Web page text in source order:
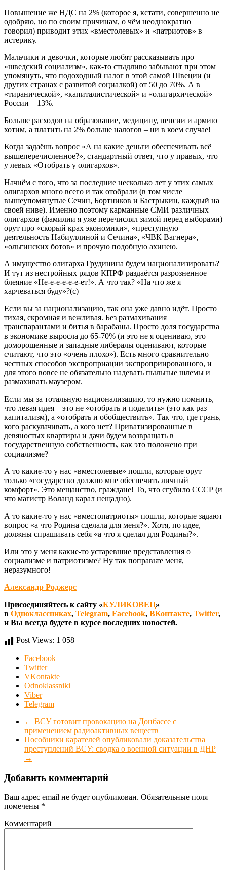
Повышение же НДС на 2% (которое я, кстати, совершенно не
одобряю, но по своим причинам, о чём неоднократно
говорил) приводит этих «вместолевых» и «патриотов» в
истерику.
Мальчики и девочки, которые любят рассказывать про
«шведский социализм», как-то стыдливо забывают при этом
упомянуть, что подоходный налог в этой самой Швеции (и
других странах с развитой социалкой) от 50 до 70%. А в
«тиранической», «капиталистической» и «олигархической»
России – 13%.
Больше расходов на образование, медицину, пенсии и армию
хотим, а платить на 2% больше налогов – ни в коем случае!
Когда задаёшь вопрос «А на какие деньги обеспечивать всё
вышеперечисленное?», стандартный ответ, что у правых, что
у левых «Отобрать у олигархов».
Начнём с того, что за последние несколько лет у этих самых
олигархов много всего и так отобрали (в том числе
вышеупомянутые Сечин, Бортников и Бастрыкин, каждый на
своей ниве). Именно поэтому карманные СМИ различных
олигархов (фамилии я уже перечислял зимой перед выборами)
орут про «скорый крах экономики», «преступную
деятельность Набиуллиной и Сечина», «ЧВК Вагнера»,
«ольгинских ботов» и прочую подобную ахинею.
А имущество олигарха Грудинина будем национализировать?
И тут из нестройных рядов КПРФ раздаётся разрозненное
блеяние «Не-е-е-е-е-е-ет!». А что так? «На что же я
харчеваться буду»?(с)
Если вы за национализацию, так она уже давно идёт. Просто
тихая, скромная и вежливая. Без размахивания
транспарантами и битья в барабаны. Просто доля государства
в экономике выросла до 65-70% (и это не я оцениваю, это
доморощенные и западные либералы оценивают, которые
считают, что это «очень плохо»). Есть много сравнительно
честных способов экспроприации экспроприированного, и
для этого вовсе не обязательно надевать пыльные шлемы и
размахивать маузером.
Если мы за тотальную национализацию, то нужно помнить,
что левая идея – это не «отобрать и поделить» (это как раз
капитализм), а «отобрать и обобществить». Так что, где грань,
кого раскулачивать, а кого нет? Приватизированные в
девяностых квартиры и дачи будем возвращать в
государственную собственность, как это положено при
социализме?
А то какие-то у нас «вместолевые» пошли, которые орут
только «государство должно мне обеспечить личный
комфорт». Это мещанство, граждане! То, что сгубило СССР (и
что магистр Воланд карал нещадно).
А то какие-то у нас «вместопатриоты» пошли, которые задают
вопрос «а что Родина сделала для меня?». Хотя, по идее,
должны спрашивать себя «а что я сделал для Родины?».
Или это у меня какие-то устаревшие представления о
социализме и патриотизме? Ну так поправьте меня,
неразумного!
Александр Роджерс
Присоединяйтесь к сайту «КУЛИКОВЕЦ»
в Одноклассниках, Telegram, Facebook, ВКонтакте, Twitter,
и Вы всегда будете в курсе последних новостей.
Post Views: 1 058
Facebook
Twitter
VKontakte
Odnoklassniki
Viber
Telegram
← ВСУ готовит провокацию на Донбассе с
применением радиоактивных веществ
Пособники карателей опубликовали доказательства
преступлений ВСУ: сводка о военной ситуации в ДНР
→
Добавить комментарий
Ваш адрес email не будет опубликован. Обязательные поля
помечены *
Комментарий